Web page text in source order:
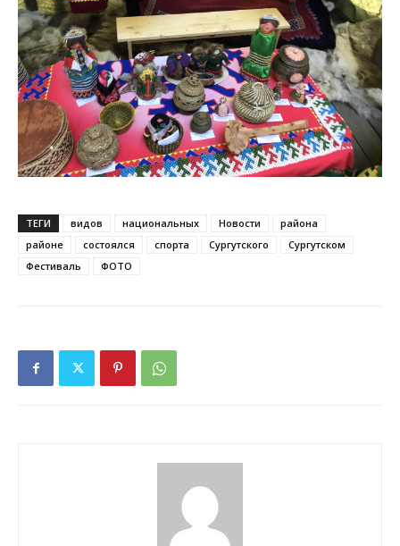
ТЕГИ видов национальных Новости
района
районе
состоялся спорта Сургутского
Сургутском
Фестиваль
ФОТО